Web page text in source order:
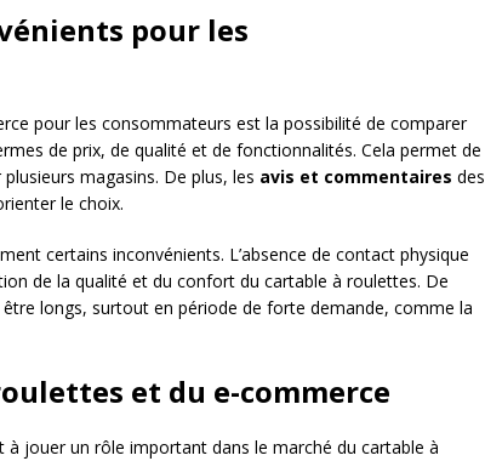
pour les
pour les consommateurs est la possibilité de comparer
de prix, de qualité et de fonctionnalités. Cela permet de
magasins. De plus, les avis et commentaires des
le choix.
certains inconvénients. L’absence de contact physique
de la qualité et du confort du cartable à roulettes. De
longs, surtout en période de forte demande, comme la
et du e-commerce
à jouer un rôle important dans le marché du cartable à